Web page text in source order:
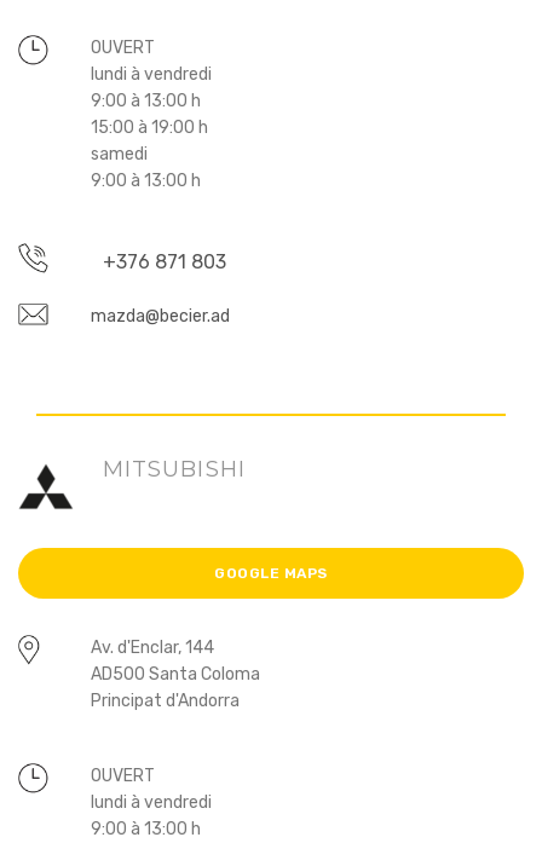
OUVERT
lundi à vendredi
9:00 à 13:00 h
15:00 à 19:00 h
samedi
9:00 à 13:00 h
+376 871 803
mazda@becier.ad
MITSUBISHI
GOOGLE MAPS
Av. d'Enclar, 144
AD500 Santa Coloma
Principat d'Andorra
OUVERT
lundi à vendredi
9:00 à 13:00 h